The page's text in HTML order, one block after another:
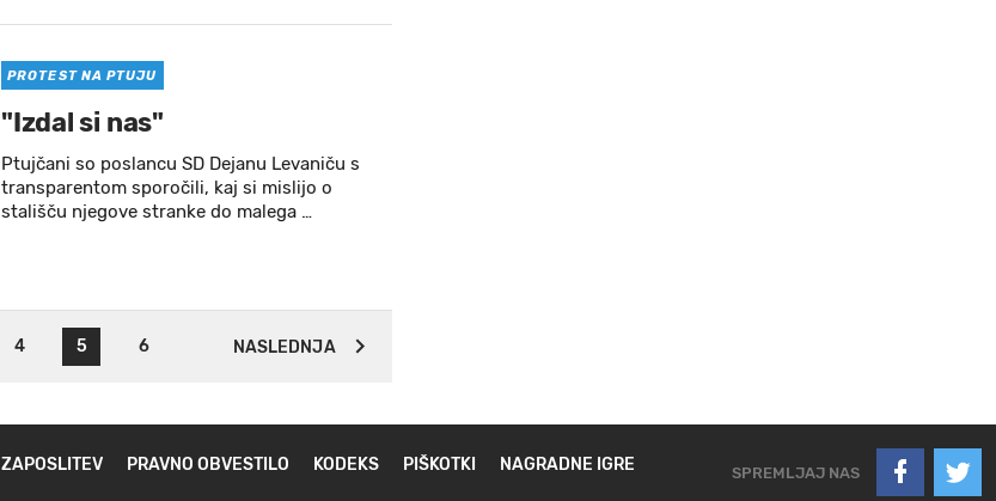
PROTEST NA PTUJU
"Izdal si nas"
Ptujčani so poslancu SD Dejanu Levaniču s
transparentom sporočili, kaj si mislijo o
stališču njegove stranke do malega …
4 5 6 NASLEDNJA
ZAPOSLITEV PRAVNO OBVESTILO KODEKS PIŠKOTKI
NAGRADNE IGRE
SPREMLJAJ NAS